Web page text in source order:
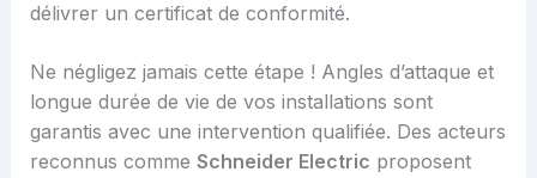
délivrer un certificat de conformité.
Ne négligez jamais cette étape ! Angles d’attaque et
longue durée de vie de vos installations sont
garantis avec une intervention qualifiée. Des acteurs
reconnus comme Schneider Electric proposent